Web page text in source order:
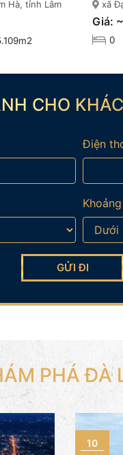
Hà, tỉnh Lâm
xã
Giá:
0
CHO
Điện
PHÁ ĐÀ
10